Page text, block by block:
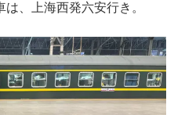
、上海西発六安行き。